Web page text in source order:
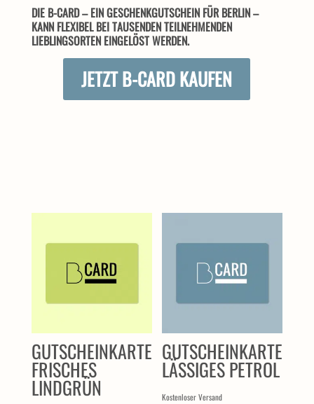
DIE B-CARD – EIN GESCHENKGUTSCHEIN FÜR BERLIN –
KANN FLEXIBEL BEI TAUSENDEN TEILNEHMENDEN
LIEBLINGSORTEN EINGELÖST WERDEN.
JETZT B-CARD KAUFEN
GUTSCHEINKARTE
FRISCHES
LINDGRÜN
GUTSCHEINKARTE
LÄSSIGES PETROL
Kostenloser Versand